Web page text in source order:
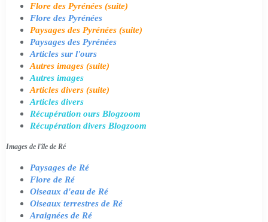
Flore des Pyrénées (suite)
Flore des Pyrénées
Paysages des Pyrénées (suite)
Paysages des Pyrénées
Articles sur l'ours
Autres images (suite)
Autres images
Articles divers (suite)
Articles divers
Récupération ours Blogzoom
Récupération divers Blogzoom
Images de l'île de Ré
Paysages de Ré
Flore de Ré
Oiseaux d'eau de Ré
Oiseaux terrestres de Ré
Araignées de Ré